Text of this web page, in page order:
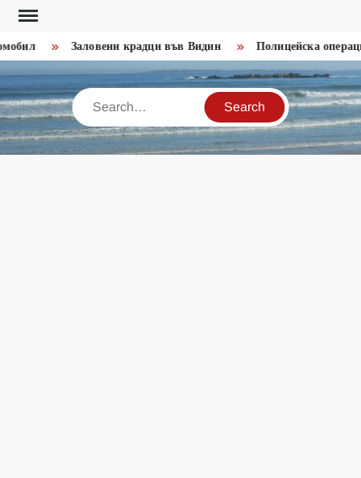
Skip
content
Заловени крадци във Видин Полицейска операция
Search